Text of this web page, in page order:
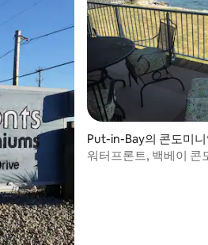
Put-in-Bay의 콘도미니
워터프론트, 백베이 콘